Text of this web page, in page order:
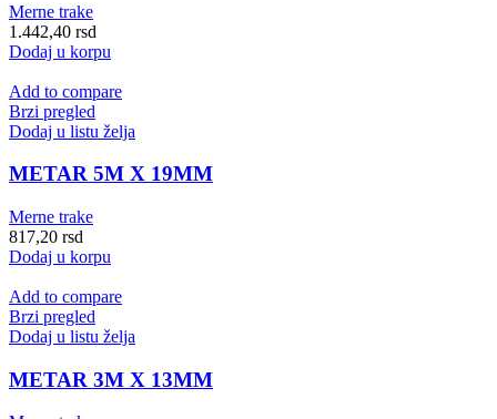
Merne trake
1.442,40 rsd
Dodaj u korpu
Add to compare
Brzi pregled
Dodaj u listu želja
METAR 5M X 19MM
Merne trake
817,20 rsd
Dodaj u korpu
Add to compare
Brzi pregled
Dodaj u listu želja
METAR 3M X 13MM